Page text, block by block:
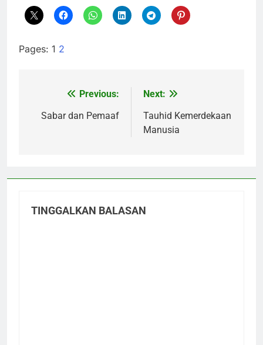
Pages: 1 2
Navigasi
pos
Previous:
Sabar dan Pemaaf
Next:
Tauhid Kemerdekaan
Manusia
TINGGALKAN BALASAN